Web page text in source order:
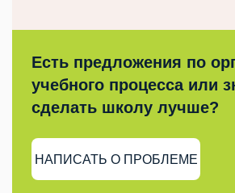
Есть предложения по
учебного процесса или
сделать школу лучше?
НАПИСАТЬ О ПРОБЛЕМЕ